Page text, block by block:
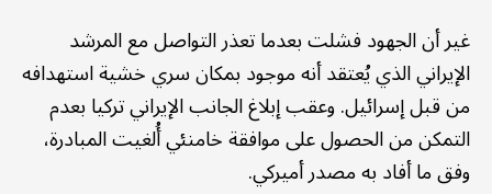
غير أن الجهود فشلت بعدما تعذر التواصل مع المرشد
الإيراني الذي يُعتقد أنه موجود بمكان سري خشية استهدافه
من قبل إسرائيل. وعقب إبلاغ الجانب الإيراني تركيا بعدم
التمكن من الحصول على موافقة خامنئي أُلغيت المبادرة،
وفق ما أفاد به مصدر أميركي.